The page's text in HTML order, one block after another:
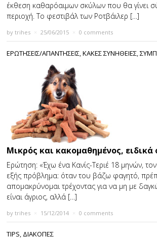
έκθεση καθαρόαιμων σκύλων που θα γίνει
περιοχή. Το φεστιβάλ των Ροτβάιλερ […]
bytrihes 25/06/2015 0 comments
ΕΡΩΤΗΣΕΙΣ/ΑΠΑΝΤΗΣΕΙΣ,ΚΑΚΕΣ ΣΥΝΗΘΕΙΕΣ,
Μικρός και κακομαθημένος, ειδικά
Ερώτηση: «Έχω ένα Κανίς-Τεριέ 18 μηνών,
εξής πρόβλημα: όταν του βάζω φαγητό,
απομακρύνομαι τρέχοντας για να μη με
είναι άγριος, αλλά […]
bytrihes 15/12/2014 0 comments
TIPS, ΔΙΑΚΟΠΕΣ